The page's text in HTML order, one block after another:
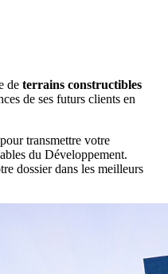
de terrains constructibles
de ses futurs clients en
transmettre votre
du Développement.
dossier dans les meilleurs